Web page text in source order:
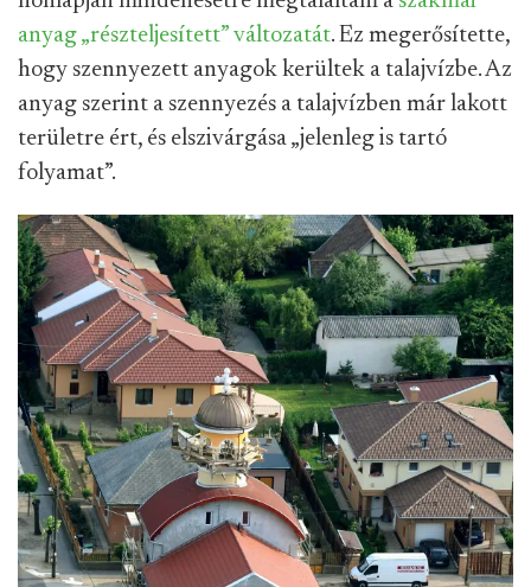
anyag „részteljesített” változatát. Ez megerősítette,
hogy szennyezett anyagok kerültek a talajvízbe. Az
anyag szerint a szennyezés a talajvízben már lakott
területre ért, és elszivárgása „jelenleg is tartó
folyamat”.